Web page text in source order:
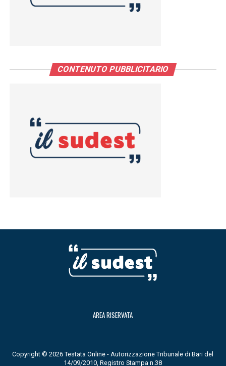
CONTENUTO PUBBLICITARIO
AREA RISERVATA
Copyright © 2026 Testata Online - Autorizzazione Tribunale di Bari del
14/09/2010, Registro Stampa n.38